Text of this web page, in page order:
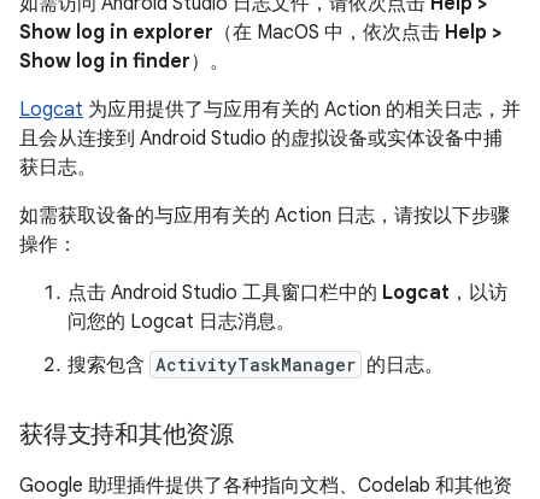
Show log in explorer （在 MacOS 中，依次点击 Help >
Show log in finder）。
Logcat 为应用提供了与应用有关的 Action 的相关日志，并
且会从连接到 Android Studio 的虚拟设备或实体设备中捕
获日志。
如需获取设备的与应用有关的 Action 日志，请按以下步骤
操作：
点击 Android Studio 工具窗口栏中的 Logcat ，以访
问您的 Logcat 日志消息。
搜索包含 ActivityTaskManager 的日志。
获得支持和其他资源
Google 助理插件提供了各种指向文档、Codelab 和其他资